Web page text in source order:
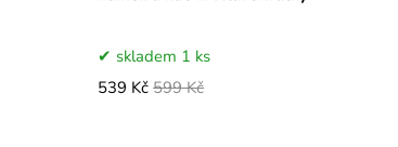
skladem 1 ks
539 Kč 599 Kč